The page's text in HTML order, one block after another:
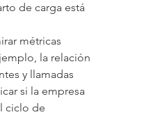
de carga está
métricas
la relación
y llamadas
si la empresa
ciclo de